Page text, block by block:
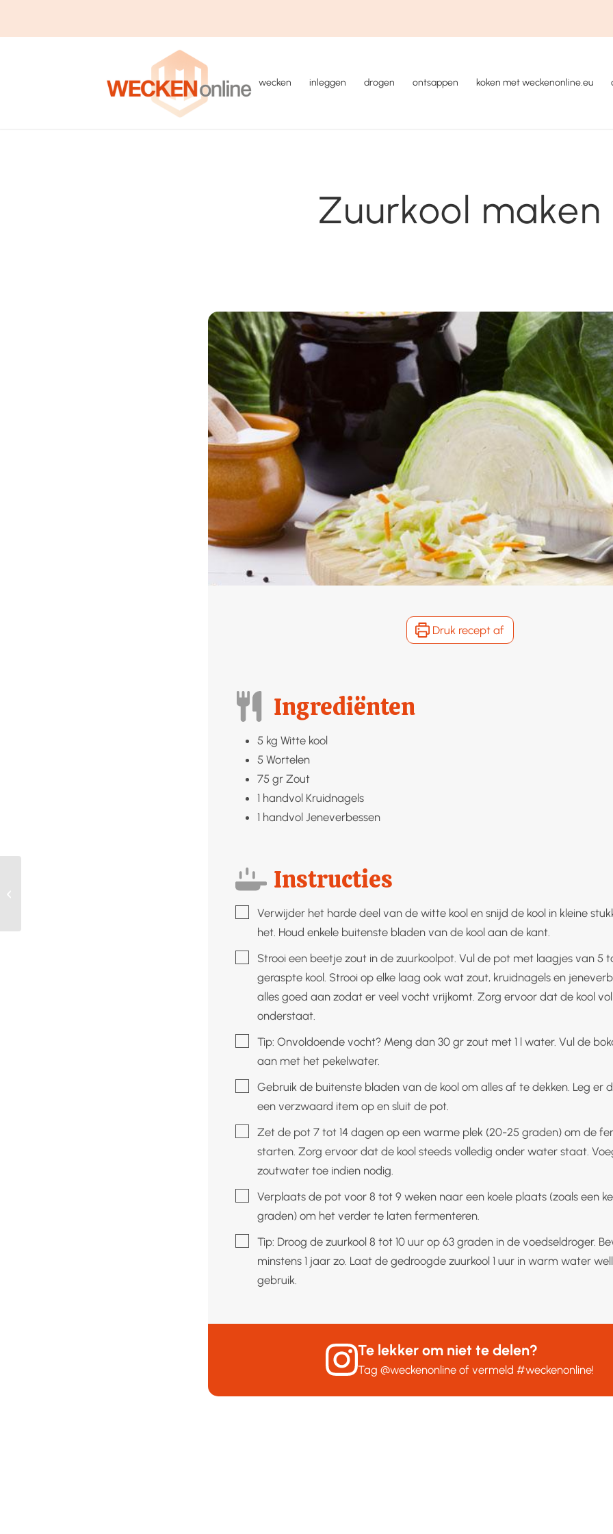
wecken inleggen drogen ontsappen koken met weckenonline.eu
Zuurkool maken
Druk recept af
Ingrediënten
5 kg Witte kool
5 Wortelen
75 gr Zout
1 handvol Kruidnagels
1 handvol Jeneverbessen
Instructies
▢Verwijder het harde deel van de witte kool en snijd de kool in kleine
het. Houd enkele buitenste bladen van de kool aan de kant.
▢Strooi een beetje zout in de zuurkoolpot. Vul de pot met laagjes van 5
geraspte kool. Strooi op elke laag ook wat zout, kruidnagels en
alles goed aan zodat er veel vocht vrijkomt. Zorg ervoor dat de kool
onderstaat.
▢
Tip: Onvoldoende vocht? Meng dan 30 gr zout met 1 l water. Vul de
aan met het pekelwater.
▢
Gebruik de buitenste bladen van de kool om alles af te dekken. Leg er
een verzwaard item op en sluit de pot.
▢
Zet de pot 7 tot 14 dagen op een warme plek (20-25 graden) om de
starten. Zorg ervoor dat de kool steeds volledig onder water staat.
zoutwater toe indien nodig.
▢Verplaats de pot voor 8 tot 9 weken naar een koele plaats (zoals een
graden) om het verder te laten fermenteren.
▢
Tip: Droog de zuurkool 8 tot 10 uur op 63 graden in de voedseldroger.
minstens 1 jaar zo. Laat de gedroogde zuurkool 1 uur in warm water
gebruik.
Te lekker om niet te delen?
Tag@weckenonline of vermeld#weckenonline!